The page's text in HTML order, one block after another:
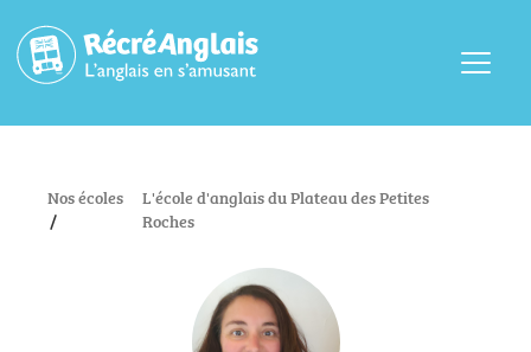
Menu
Nos écoles
/
L'école d'anglais du Plateau des Petites
Roches